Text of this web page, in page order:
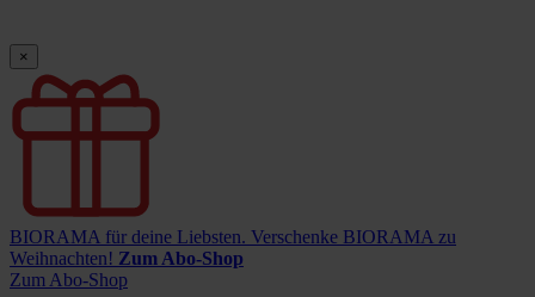
×
BIORAMA für deine Liebsten. Verschenke BIORAMA zu
Weihnachten! Zum Abo-Shop
Zum Abo-Shop